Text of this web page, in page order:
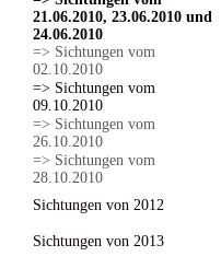
21.06.2010, 23.06.2010 und
24.06.2010
=> Sichtungen vom
02.10.2010
=> Sichtungen vom
09.10.2010
=> Sichtungen vom
26.10.2010
=> Sichtungen vom
28.10.2010
Sichtungen von 2012
Sichtungen von 2013